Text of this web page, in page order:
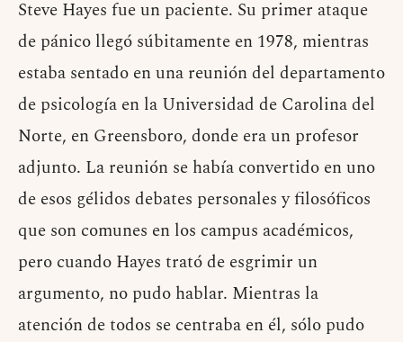
Steve Hayes fue un paciente. Su primer ataque
de pánico llegó súbitamente en 1978, mientras
estaba sentado en una reunión del departamento
de psicología en la Universidad de Carolina del
Norte, en Greensboro, donde era un profesor
adjunto. La reunión se había convertido en uno
de esos gélidos debates personales y filosóficos
que son comunes en los campus académicos,
pero cuando Hayes trató de esgrimir un
argumento, no pudo hablar. Mientras la
atención de todos se centraba en él, sólo pudo